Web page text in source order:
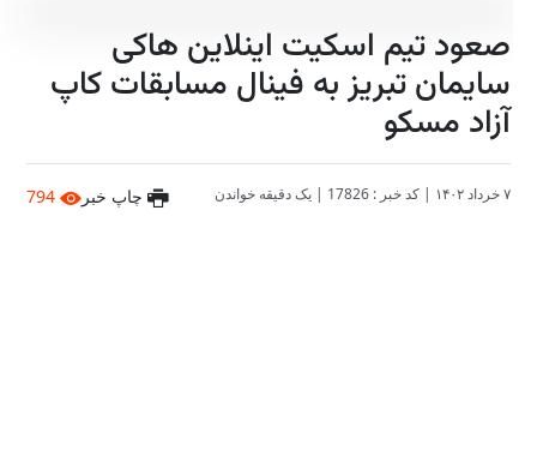
صعود تیم اسکیت اینلاین هاکی
سایمان تبریز به فینال مسابقات کاپ
آزاد مسکو
|کد خبر : 17826 |یک دقیقه خواندن چاپ خبر 794